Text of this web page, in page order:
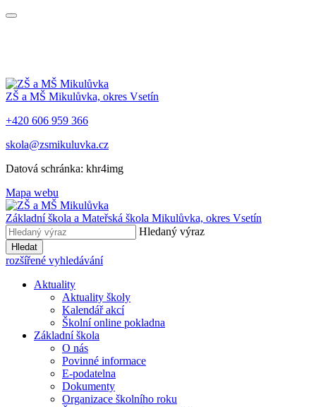
ZŠ a MŠ Mikulůvka, okres Vsetín
+420 606 959 366
skola@zsmikuluvka.cz
Datová schránka: khr4img
Mapa webu
Základní škola a Mateřská škola Mikulůvka, okres Vsetín
Hledaný výraz
Hledat
rozšířené vyhledávání
Aktuality
Aktuality školy
Kalendář akcí
Školní online pokladna
Základní škola
O nás
Povinné informace
E-podatelna
Dokumenty
Organizace školního roku